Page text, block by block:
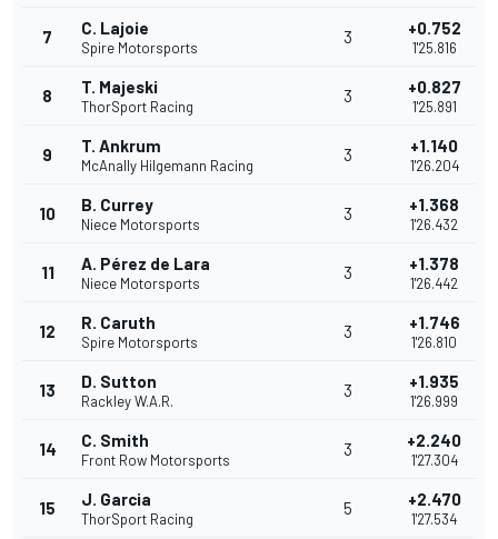
7 C. Lajoie
Spire Motorsports
3 +0.752
1'25.816
8 T. Majeski
ThorSport Racing
3 +0.827
1'25.891
9 T. Ankrum
McAnally Hilgemann Racing
3 +1.140
1'26.204
10 B. Currey
Niece Motorsports
3 +1.368
1'26.432
11 A. Pérez de Lara
Niece Motorsports
3 +1.378
1'26.442
12 R. Caruth
Spire Motorsports
3 +1.746
1'26.810
13 D. Sutton
Rackley W.A.R.
3 +1.935
1'26.999
14 C. Smith
Front Row Motorsports
3 +2.240
1'27.304
15 J. Garcia
ThorSport Racing
5 +2.470
1'27.534